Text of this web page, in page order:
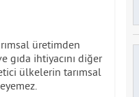
üretimden
gıda ihtiyacını diğer
ülkelerin tarımsal